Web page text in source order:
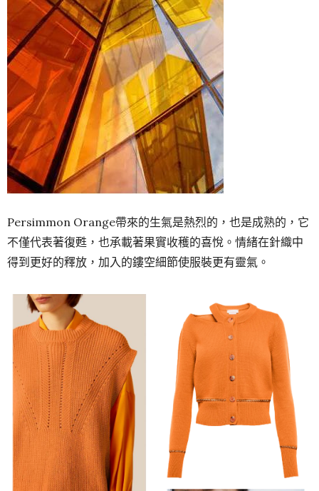
Persimmon Orange帶來的生氣是熱烈的，也是成熟的，它
不僅代表著復甦，也承載著果實收穫的喜悅。情緒在針織中
得到更好的釋放，加入的鏤空細節使服裝更有靈氣。